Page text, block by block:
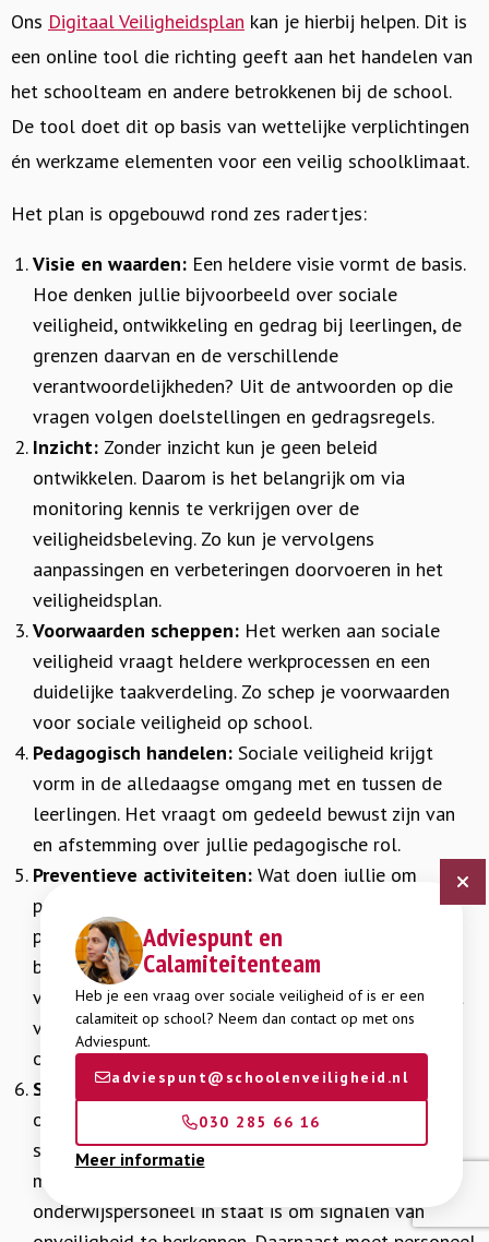
Adviespunt en
Calamiteitenteam
Heb je een vraag over sociale veiligheid of is er een
calamiteit op school? Neem dan contact op met ons
Adviespunt.
adviespunt@schoolenveiligheid.nl
030 285 66 16
Meer informatie
Ons Digitaal Veiligheidsplan kan je hierbij helpen. Dit is
een online tool die richting geeft aan het handelen van
het schoolteam en andere betrokkenen bij de school.
De tool doet dit op basis van wettelijke verplichtingen
én werkzame elementen voor een veilig schoolklimaat.
Het plan is opgebouwd rond zes radertjes:
Visie en waarden: Een heldere visie vormt de basis.
Hoe denken jullie bijvoorbeeld over sociale
veiligheid, ontwikkeling en gedrag bij leerlingen, de
grenzen daarvan en de verschillende
verantwoordelijkheden? Uit de antwoorden op die
vragen volgen doelstellingen en gedragsregels.
Inzicht: Zonder inzicht kun je geen beleid
ontwikkelen. Daarom is het belangrijk om via
monitoring kennis te verkrijgen over de
veiligheidsbeleving. Zo kun je vervolgens
aanpassingen en verbeteringen doorvoeren in het
veiligheidsplan.
Voorwaarden scheppen: Het werken aan sociale
veiligheid vraagt heldere werkprocessen en een
duidelijke taakverdeling. Zo schep je voorwaarden
voor sociale veiligheid op school.
Pedagogisch handelen: Sociale veiligheid krijgt
vorm in de alledaagse omgang met en tussen de
leerlingen. Het vraagt om gedeeld bewust zijn van
en afstemming over jullie pedagogische rol.
Preventieve activiteiten: Wat doen jullie om
positief gedrag te stimuleren? Welke activiteiten,
programma’s en voorlichtingen zetten jullie in om
bijvoorbeeld pesten te voorkomen, weerbaarheid te
vergroten, te werken aan seksuele integriteit en het
versterken van de leerlingen- en
ouderbetrokkenheid?
Signaleren en handelen:Als er sprake is van een
onveilige, ongewenste of grensoverschrijdende
situatie, moet je in het belang van ieders veiligheid
moeten begrenzen. Dat vraagt erom dat
onderwijspersoneel in staat is om signalen van